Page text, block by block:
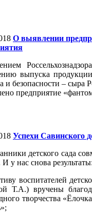
О выявлении
выпуска
и безопасности –
предприятие
Успехи Савинского
детского сада
И у нас снова
воспитателей
Т.А.) вручены
творчества